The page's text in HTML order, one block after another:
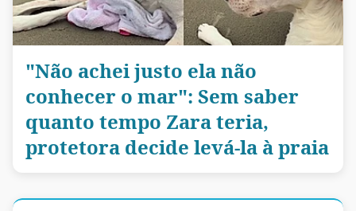
"Não achei justo ela não
conhecer o mar": Sem saber
quanto tempo Zara teria,
protetora decide levá-la à praia